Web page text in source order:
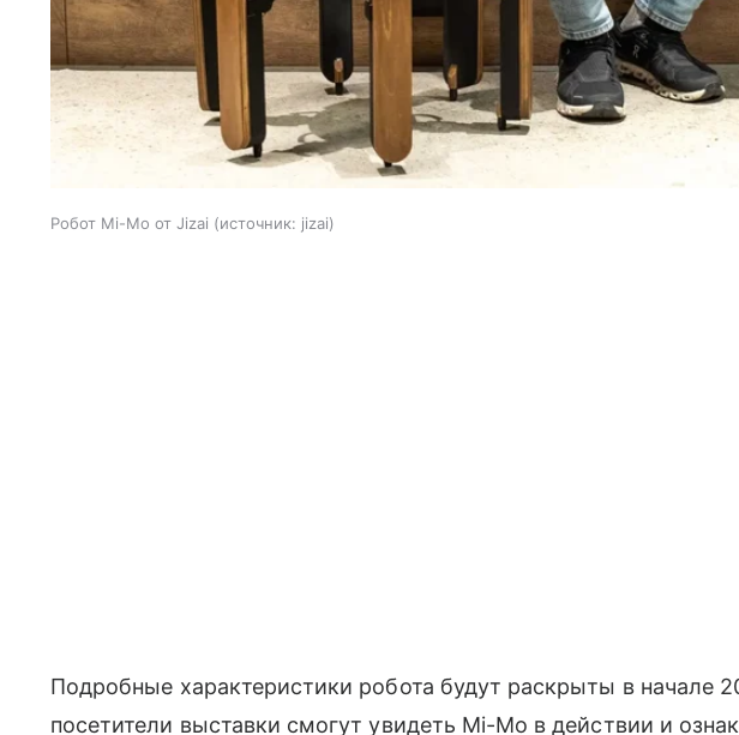
Робот Mi-Mo от Jizai источник: jizai
Подробные характеристики робота будут раскрыты в начале
посетители выставки смогут увидеть Mi-Mo в действии и